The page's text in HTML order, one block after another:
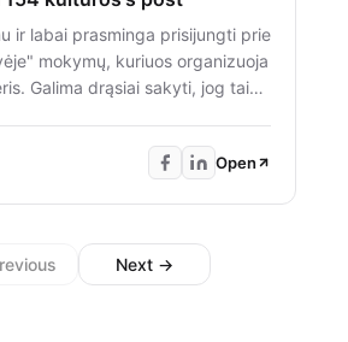
ir labai prasminga prisijungti prie
mokymų, kuriuos organizuoja
Galima drąsiai sakyti, jog tai
lygiavertį santykį diskusijose su
įvairiausiomis temomis, kurias
įžvalgomis su
Open
Next →